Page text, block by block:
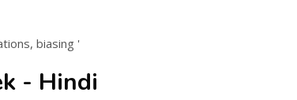
biasing '
- Hindi